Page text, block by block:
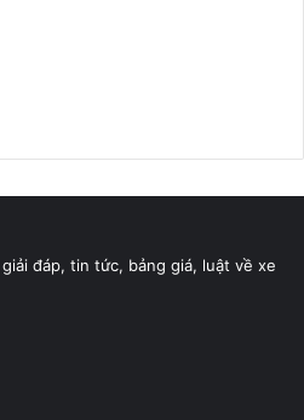
đáp, tin tức, bảng giá, luật về xe